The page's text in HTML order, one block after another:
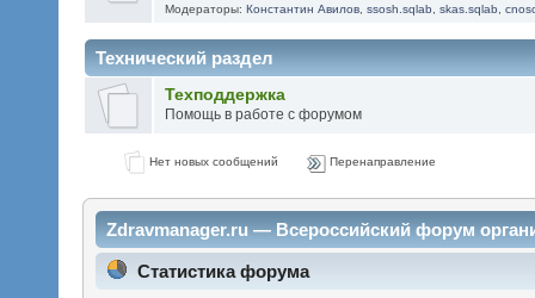
Модераторы: Константин Авилов, ssosh.sqlab skas.sqlab
Технический раздел
Техподдержка
Помощь в работе с форумом
Нет новых сообщений Перенаправление
Zdravmanager.ru — Всероссийский форум
Статистика форума